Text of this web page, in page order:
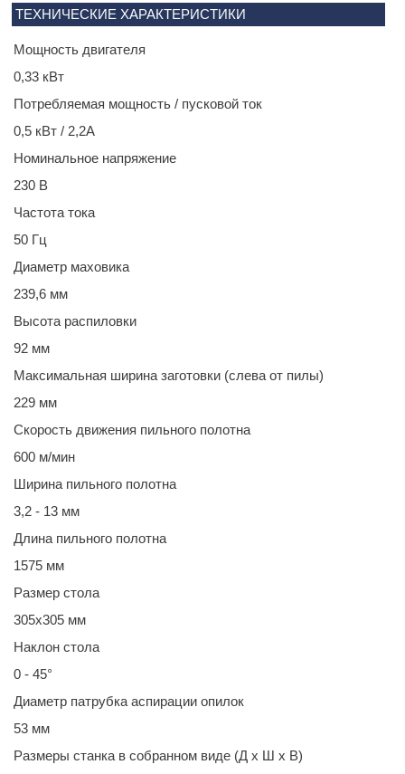
ТЕХНИЧЕСКИЕ ХАРАКТЕРИСТИКИ
Мощность двигателя
0,33 кВт
Потребляемая мощность / пусковой ток
0,5 кВт / 2,2А
Номинальное напряжение
230 В
Частота тока
50 Гц
Диаметр маховика
239,6 мм
Высота распиловки
92 мм
Максимальная ширина заготовки (слева от пилы)
229 мм
Скорость движения пильного полотна
600 м/мин
Ширина пильного полотна
3,2 - 13 мм
Длина пильного полотна
1575 мм
Размер стола
305х305 мм
Наклон стола
0 - 45°
Диаметр патрубка аспирации опилок
53 мм
Размеры станка в собранном виде (Д х Ш х В)